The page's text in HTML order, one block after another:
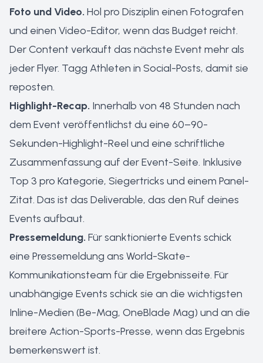
Foto und Video. Hol pro Disziplin einen Fotografen
und einen Video-Editor, wenn das Budget reicht.
Der Content verkauft das nächste Event mehr als
jeder Flyer. Tagg Athleten in Social-Posts, damit sie
reposten.
Highlight-Recap. Innerhalb von 48 Stunden nach
dem Event veröffentlichst du eine 60–90-
Sekunden-Highlight-Reel und eine schriftliche
Zusammenfassung auf der Event-Seite. Inklusive
Top 3 pro Kategorie, Siegertricks und einem Panel-
Zitat. Das ist das Deliverable, das den Ruf deines
Events aufbaut.
Pressemeldung. Für sanktionierte Events schick
eine Pressemeldung ans World-Skate-
Kommunikationsteam für die Ergebnisseite. Für
unabhängige Events schick sie an die wichtigsten
Inline-Medien (Be-Mag, OneBlade Mag) und an die
breitere Action-Sports-Presse, wenn das Ergebnis
bemerkenswert ist.